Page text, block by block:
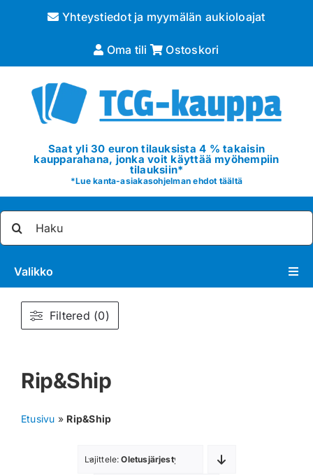
Yhteystiedot ja myymälän aukioloajat
Oma tili Ostoskori
Saat yli 30 euron tilauksista 4 % takaisin
kaupparahana, jonka voit käyttää myöhempiin
tilauksiin*
*Lue kanta-asiakasohjelman ehdot täältä
Valikko
Pokémon
Tarvikkeet
Rip&Ship
Etusivu » Rip&Ship
Lajittele:Oletusjärjestys
Filtered (0)